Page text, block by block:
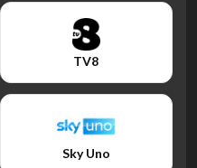
TV8
Sky Uno